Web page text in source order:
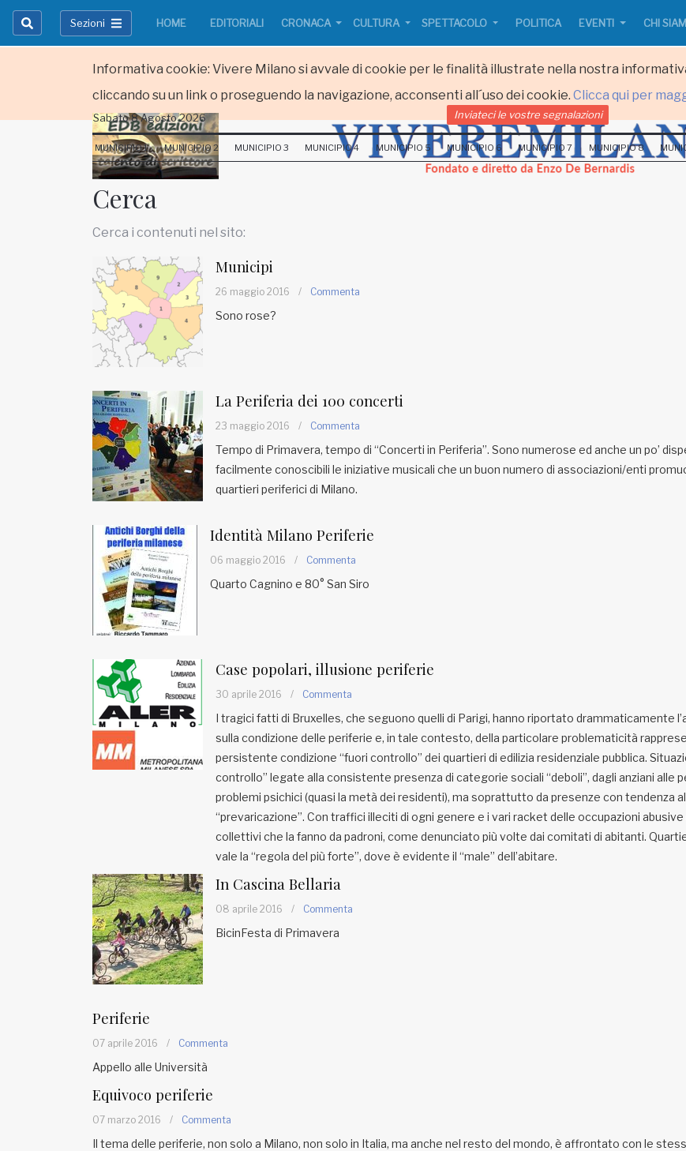
Informativa cookie: Vivere Milano si avvale di cookie per le finalità illustrate nella nostra
cliccando su un link o proseguendo la navigazione, acconsenti all´uso dei cookie. Clicca qui per
Sezioni HOME EDITORIALI CRONACA CULTURA SPETTACOLO POLITICA EVENTI CHI
Iscriviti alla newsletter
www.viveremilano.info
Fondato e diretto da Enzo De
EDB edizioni - Via Brivio angolo C.
Imbonati, 89 20159 Milano (Italia)
Informativa sulla privacy
Sabato 8 Agosto 2026 Inviateci le vostre segnalazioni
MUNICIPIO 1 MUNICIPIO 2 MUNICIPIO 3 MUNICIPIO 4 MUNICIPIO 5 MUNICIPIO 6 MUNICIPIO 7 MUNICIPIO 8
Cerca
Cerca i contenuti nel sito:
Municipi
26 maggio 2016 / Commenta
Sono rose?
La Periferia dei 100 concerti
23 maggio 2016 / Commenta
Tempo di Primavera, tempo di “Concerti in Periferia”. Sono numerose ed anche un po’
facilmente conoscibili le iniziative musicali che un buon numero di associazioni/enti
quartieri periferici di Milano.
Identità Milano Periferie
06 maggio 2016 / Commenta
Quarto Cagnino e 80° San Siro
Case popolari, illusione periferie
30 aprile 2016 / Commenta
I tragici fatti di Bruxelles, che seguono quelli di Parigi, hanno riportato drammaticamente
sulla condizione delle periferie e, in tale contesto, della particolare problematicità
persistente condizione “fuori controllo” dei quartieri di edilizia residenziale pubblica.
controllo” legate alla consistente presenza di categorie sociali “deboli”, dagli anziani alle
problemi psichici (quasi la metà dei residenti), ma soprattutto da presenze con tendenza
“prevaricazione”. Con traffici illeciti di ogni genere e i vari racket delle occupazioni abusive
collettivi che la fanno da padroni, come denunciato più volte dai comitati di abitanti.
vale la “regola del più forte”, dove è evidente il “male” dell’abitare.
In Cascina Bellaria
08 aprile 2016 / Commenta
BicinFesta di Primavera
Periferie
07 aprile 2016 / Commenta
Appello alle Università
Equivoco periferie
07 marzo 2016 / Commenta
Il tema delle periferie, non solo a Milano, non solo in Italia, ma anche nel resto del mondo, è affrontato con le